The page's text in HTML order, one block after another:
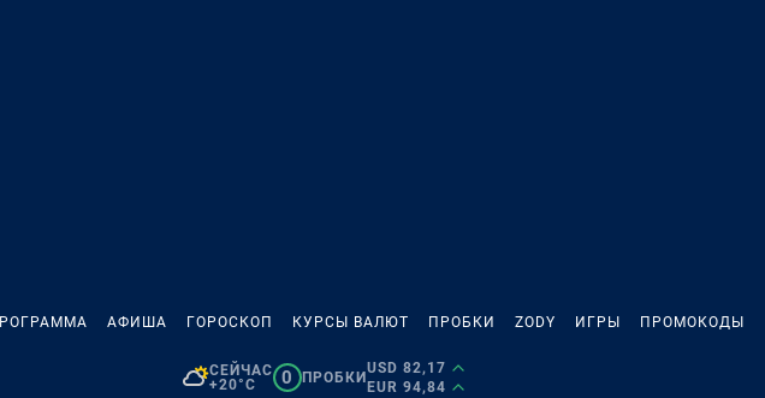
АФИША ГОРОСКОП КУРСЫ ВАЛЮТ ПРОБКИ ZODY ИГРЫ ПРОМОКОДЫ
СЕЙЧАС
+20°C
0 ПРОБКИ
USD 82,17
EUR 94,84